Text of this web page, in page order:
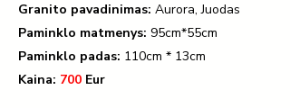
Granito pavadinimas: Aurora, Juodas
Paminklo matmenys: 95cm*55cm
Paminklo padas: 110cm * 13cm
Kaina: 700 Eur